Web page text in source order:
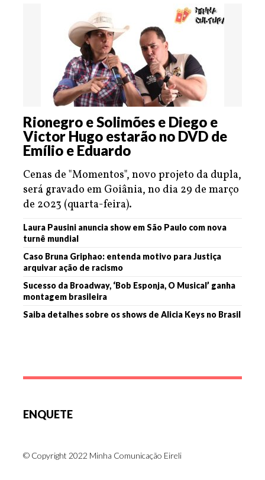
Rionegro e Solimões e Diego e
Victor Hugo estarão no DVD de
Emílio e Eduardo
Cenas de "Momentos", novo projeto da dupla,
será gravado em Goiânia, no dia 29 de março
de 2023 (quarta-feira).
Laura Pausini anuncia show em São Paulo com nova
turnê mundial
Caso Bruna Griphao: entenda motivo para Justiça
arquivar ação de racismo
Sucesso da Broadway, ‘Bob Esponja, O Musical’ ganha
montagem brasileira
Saiba detalhes sobre os shows de Alicia Keys no Brasil
ENQUETE
© Copyright 2022 Minha Comunicação Eireli